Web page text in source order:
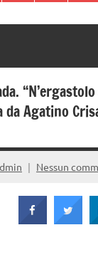
da Agatino
Nessun